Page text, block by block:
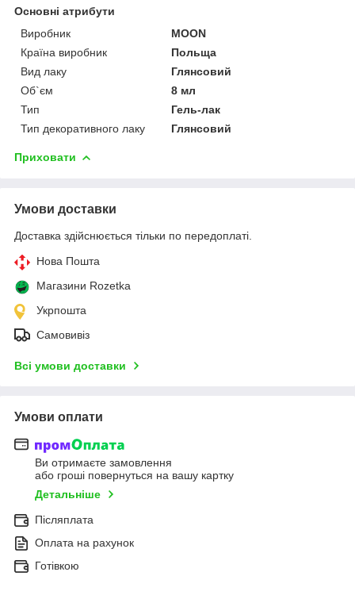
Основні атрибути
Виробник
MOON
Країна виробник
Польща
Вид лаку
Глянсовий
Об`єм
8 мл
Тип
Гель-лак
Тип декоративного лаку
Глянсовий
Приховати
Умови доставки
Доставка здійснюється тільки по передоплаті.
Нова Пошта
Магазини Rozetka
Укрпошта
Самовивіз
Всі умови доставки
Умови оплати
Ви отримаєте замовлення
або гроші повернуться на вашу картку
Детальніше
Післяплата
Оплата на рахунок
Готівкою